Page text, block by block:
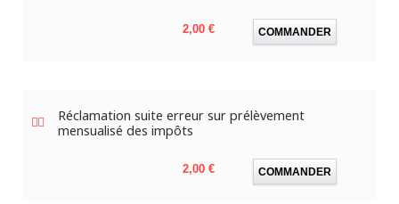
Prix
2,00 € COMMANDER
Réclamation suite erreur sur prélèvement
mensualisé des impôts
Prix
2,00 € COMMANDER